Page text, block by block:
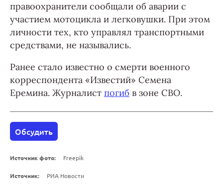
правоохранители сообщали об аварии с
участием мотоцикла и легковушки. При этом
личности тех, кто управлял транспортными
средствами, не назывались.
Ранее стало известно о смерти военного
корреспондента «Известий» Семена
Еремина. Журналист погиб в зоне СВО.
Обсудить
Источник фото: Freepik
Источник: РИА Новости